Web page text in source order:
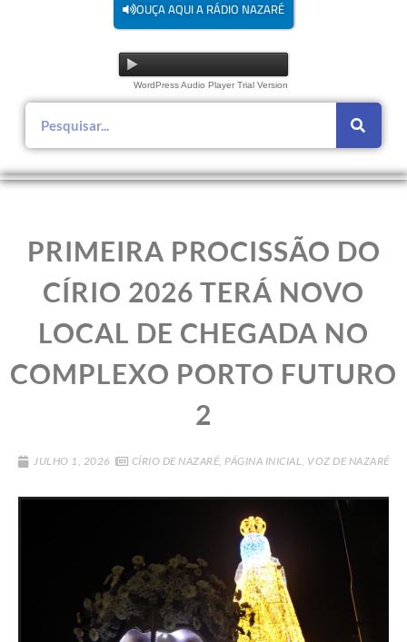
OUÇA AQUI A RÁDIO NAZARÉ
WordPress Audio Player Trial Version
PRIMEIRA PROCISSÃO DO
CÍRIO 2026 TERÁ NOVO
LOCAL DE CHEGADA NO
COMPLEXO PORTO FUTURO
2
JULHO 1, 2026 CÍRIO DE NAZARÉ, PÁGINA INICIAL, VOZ DE NAZARÉ